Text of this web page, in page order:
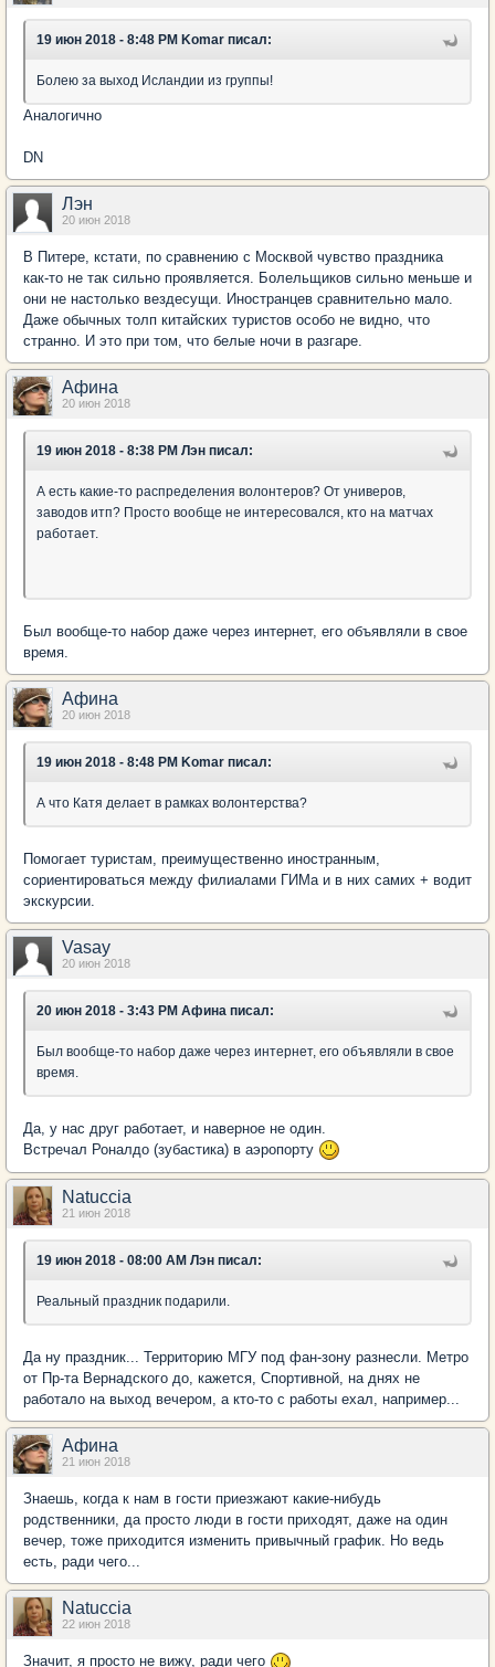
19 июн 2018 - 8:48 PM Komar писал:
Болею за выход Исландии из группы!
Аналогично
DN
Лэн
20 июн 2018
В Питере, кстати, по сравнению с Москвой чувство праздника
как-то не так сильно проявляется. Болельщиков сильно меньше и
они не настолько вездесущи. Иностранцев сравнительно мало.
Даже обычных толп китайских туристов особо не видно, что
странно. И это при том, что белые ночи в разгаре.
Афина
20 июн 2018
19 июн 2018 - 8:38 PM Лэн писал:
А есть какие-то распределения волонтеров? От универов,
заводов итп? Просто вообще не интересовался, кто на матчах
работает.
Был вообще-то набор даже через интернет, его объявляли в свое
время.
Афина
20 июн 2018
19 июн 2018 - 8:48 PM Komar писал:
А что Катя делает в рамках волонтерства?
Помогает туристам, преимущественно иностранным,
сориентироваться между филиалами ГИМа и в них самих + водит
экскурсии.
Vasay
20 июн 2018
20 июн 2018 - 3:43 PM Афина писал:
Был вообще-то набор даже через интернет, его объявляли в свое
время.
Да, у нас друг работает, и наверное не один.
Встречал Роналдо (зубастика) в аэропорту
Natuccia
21 июн 2018
19 июн 2018 - 08:00 AM Лэн писал:
Реальный праздник подарили.
Да ну праздник... Территорию МГУ под фан-зону разнесли. Метро
от Пр-та Вернадского до, кажется, Спортивной, на днях не
работало на выход вечером, а кто-то с работы ехал, например...
Афина
21 июн 2018
Знаешь, когда к нам в гости приезжают какие-нибудь
родственники, да просто люди в гости приходят, даже на один
вечер, тоже приходится изменить привычный график. Но ведь
есть, ради чего...
Natuccia
22 июн 2018
Значит, я просто не вижу, ради чего